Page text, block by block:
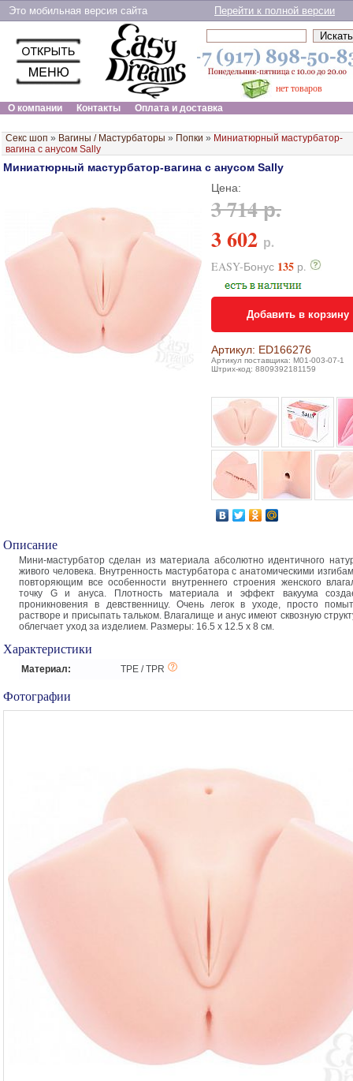
Это мобильная версия сайта Перейти к полной версии
нет товаров
О компании
Контакты Оплата и доставка
Секс шоп » Вагины / Мастурбаторы » Попки » Миниатюрный мастурбатор-
вагина с анусом Sally
Миниатюрный мастурбатор-вагина с анусом Sally
Цена:
3 714 р.
3 602 р.
EASY-Бонус 135 р.
Добавить в корзину
Артикул: ED166276
Артикул поставщика: M01-003-07-1
Штрих-код: 8809392181159
Описание
Мини-мастурбатор сделан из материала абсолютно идентичного
живого человека. Внутренность мастурбатора с анатомическими
повторяющим все особенности внутреннего строения женского
точку G и ануса. Плотность материала и эффект вакуума
проникновения в девственницу. Очень легок в уходе, просто
растворе и присыпать тальком. Влагалище и анус имеют сквозную
облегчает уход за изделием. Размеры: 16.5 x 12.5 x 8 см.
Характеристики
Материал: TPE / TPR
Фотографии